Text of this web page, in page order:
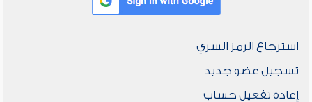
استرجاع الرمز السري
تسجيل عضو جديد
إعادة تفعيل حساب